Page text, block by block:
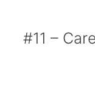
#11 –